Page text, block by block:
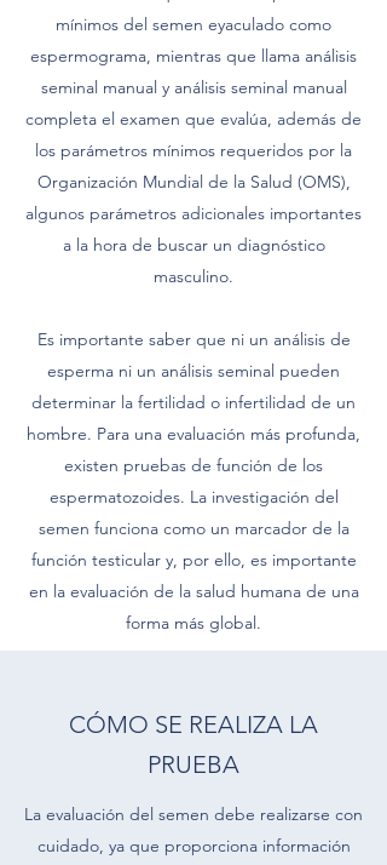
mínimos del semen eyaculado como
espermograma, mientras que llama análisis
seminal manual y análisis seminal manual
completa el examen que evalúa, además de
los parámetros mínimos requeridos por la
Organización Mundial de la Salud (OMS),
algunos parámetros adicionales importantes
a la hora de buscar un diagnóstico
masculino.
Es importante saber que ni un análisis de
esperma ni un análisis seminal pueden
determinar la fertilidad o infertilidad de un
hombre. Para una evaluación más profunda,
existen pruebas de función de los
espermatozoides. La investigación del
semen funciona como un marcador de la
función testicular y, por ello, es importante
en la evaluación de la salud humana de una
forma más global.
CÓMO SE REALIZA LA
PRUEBA
La evaluación del semen debe realizarse con
cuidado, ya que proporciona información